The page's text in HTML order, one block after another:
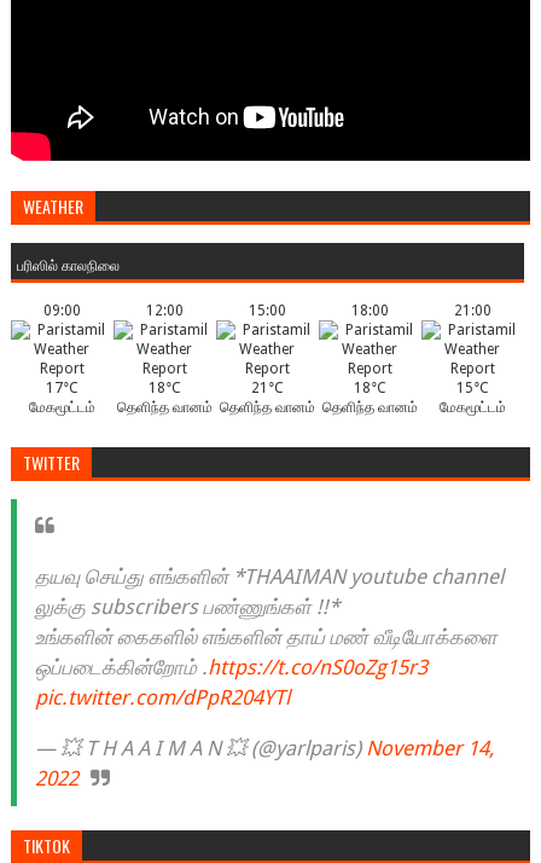
WEATHER
பரிஸில் காலநிலை
09:00
17°C
மேகமூட்டம்
12:00
18°C
தெளிந்த வானம்
15:00
21°C
தெளிந்த வானம்
18:00
18°C
தெளிந்த வானம்
21:00
15°C
மேகமூட்டம்
TWITTER
தயவு செய்து எங்களின் *THAAIMAN youtube channel
லுக்கு subscribers பண்ணுங்கள் !!*
உங்களின் கைகளில் எங்களின் தாய் மண் வீடியோக்களை
ஒப்படைக்கின்றோம் .https://t.co/nS0oZg15r3
pic.twitter.com/dPpR204YTl
— 💥 T H A A I M A N 💥 (@yarlparis) November 14,
2022
TIKTOK